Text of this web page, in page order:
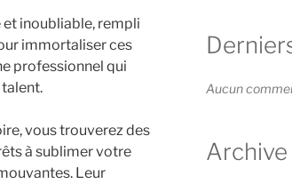
inoubliable, rempli
immortaliser ces
professionnel qui
vous trouverez des
à sublimer votre
Leur
Aucun
Archive